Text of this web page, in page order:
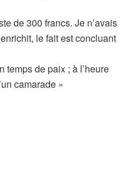
de 300 francs. Je n’avais
le fait est concluant
temps de paix ; à l’heure
camarade »